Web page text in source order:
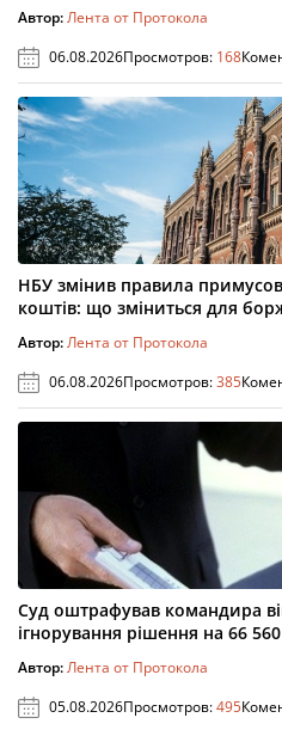
Автор:Лента от Протокола
06.08.2026Просмотров: 168
НБУ змінив правила
коштів: що зміниться для
Автор:Лента от Протокола
06.08.2026Просмотров:385
Суд оштрафував командира
ігнорування рішення на 66
Автор:Лента от Протокола
05.08.2026Просмотров:495